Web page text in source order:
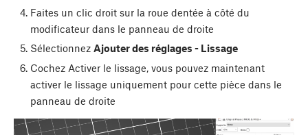
Faites un clic droit sur la roue dentée à côté du
modificateur dans le panneau de droite
Sélectionnez Ajouter des réglages - Lissage
Cochez Activer le lissage, vous pouvez maintenant
activer le lissage uniquement pour cette pièce dans le
panneau de droite